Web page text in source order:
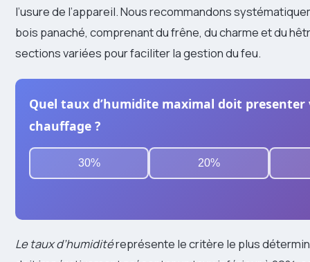
l’usure de l’appareil. Nous recommandons
bois panaché, comprenant du frêne, du charme et du
sections variées pour faciliter la gestion du feu.
Quel taux d’humidite maximal doit presenter
chauffage ?
30% 20%
Le taux d’humiditéreprésente le critère le plus